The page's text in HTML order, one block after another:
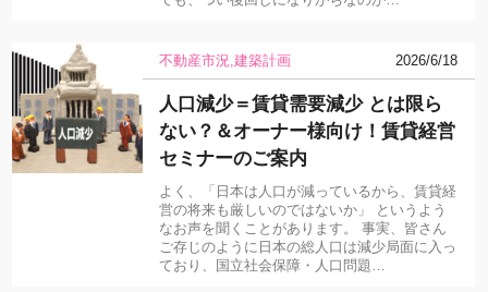
不動産市況 建築計画 2026/6/18
人口減少＝賃貸需要減少 とは限ら
ない？＆オーナー様向け！賃貸経営
セミナーのご案内
よく、「日本は人口が減っているから、賃貸経
営の将来も厳しいのではないか」 というよう
なお声を聞くことがあります。 事実、皆さん
ご存じのように日本の総人口は減少局面に入っ
ており、国立社会保障・人口問題…